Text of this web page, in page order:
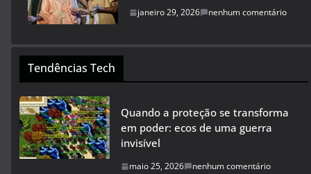
janeiro 29, 2026 nenhum comentário
Tendências Tech
Quando a proteção se transforma
em poder: ecos de uma guerra
invisível
maio 25, 2026 nenhum comentário